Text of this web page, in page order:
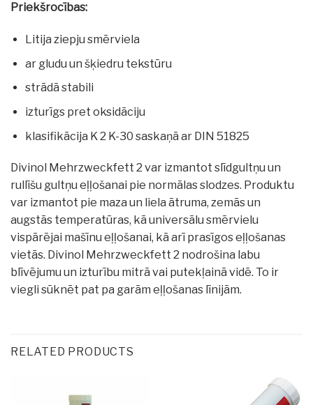
Priekšrocības:
Litija ziepju smērviela
ar gludu un šķiedru tekstūru
strādā stabili
izturīgs pret oksidāciju
klasifikācija K 2 K-30 saskaņā ar DIN 51825
Divinol Mehrzweckfett 2 var izmantot slīdgultņu un
rullīšu gultņu eļļošanai pie normālas slodzes. Produktu
var izmantot pie maza un liela ātruma, zemās un
augstās temperatūras, kā universālu smērvielu
vispārējai mašīnu eļļošanai, kā arī prasīgos eļļošanas
vietās. Divinol Mehrzweckfett 2 nodrošina labu
blīvējumu un izturību mitrā vai putekļainā vidē. To ir
viegli sūknēt pat pa garām eļļošanas līnijām.
RELATED PRODUCTS